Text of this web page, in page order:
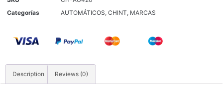
Categorías
AUTOMÁTICOS, CHINT, MARCAS
Description Reviews (0)